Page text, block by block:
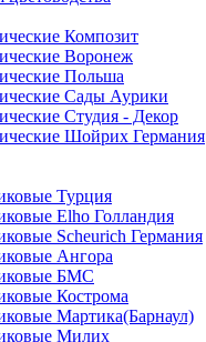
Композит
Воронеж
Польша
Сады Аурики
Студия - Декор
Шойрих Германия
Турция
Elho Голландия
Scheuriсh Германия
Ангора
БМС
Кострома
Мартика(Барнаул)
Милих